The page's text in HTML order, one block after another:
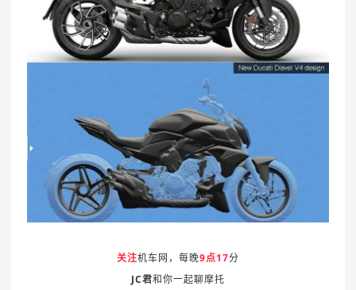
关注机车网，每晚9点17分
JC君和你一起聊摩托